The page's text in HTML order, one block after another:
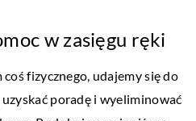
w zasięgu ręki
fizycznego, udajemy się do
poradę i wyeliminować